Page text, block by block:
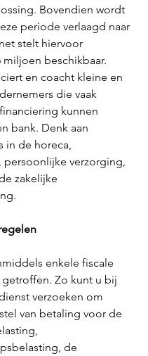
Bovendien wordt
periode verlaagd naar
stelt hiervoor
miljoen beschikbaar.
en coacht kleine en
die vaak
kunnen
bank. Denk aan
in de horeca,
verzorging,
zakelijke
enkele fiscale
Zo kunt u bij
verzoeken om
van betaling voor de
de